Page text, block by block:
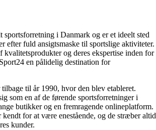
sportsforretning i Danmark og er et ideelt sted
efter fuld ansigtsmaske til sportslige aktiviteter.
kvalitetsprodukter og deres ekspertise inden for
en pålidelig destination for
til år 1990, hvor den blev etableret.
som en af de førende sportsforretninger i
butikker og en fremragende onlineplatform.
kendt for at være enestående, og de stræber altid
kunder.